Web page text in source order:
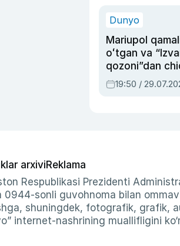
Dunyo
Mariupol
oʻtgan va
qozoni”dan
qahramon —
armiyasi bosh
19:50 /
arxiviReklama
Respublikasi Prezidenti
sonli guvohnoma bilan
shuningdek, fotografik, grafik,
internet-nashrining muallifligini